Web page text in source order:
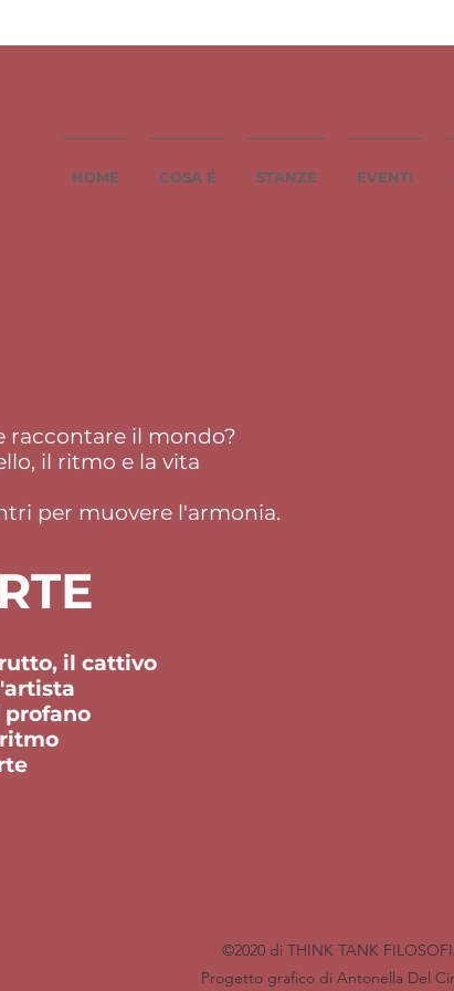
HOME COSA É STANZE EVENTI
raccontare il mondo?
il ritmo e la vita
per muovere l'armonia.
il cattivo
profano
©2020 di THINK TANK
Progetto grafico di Antonella Del